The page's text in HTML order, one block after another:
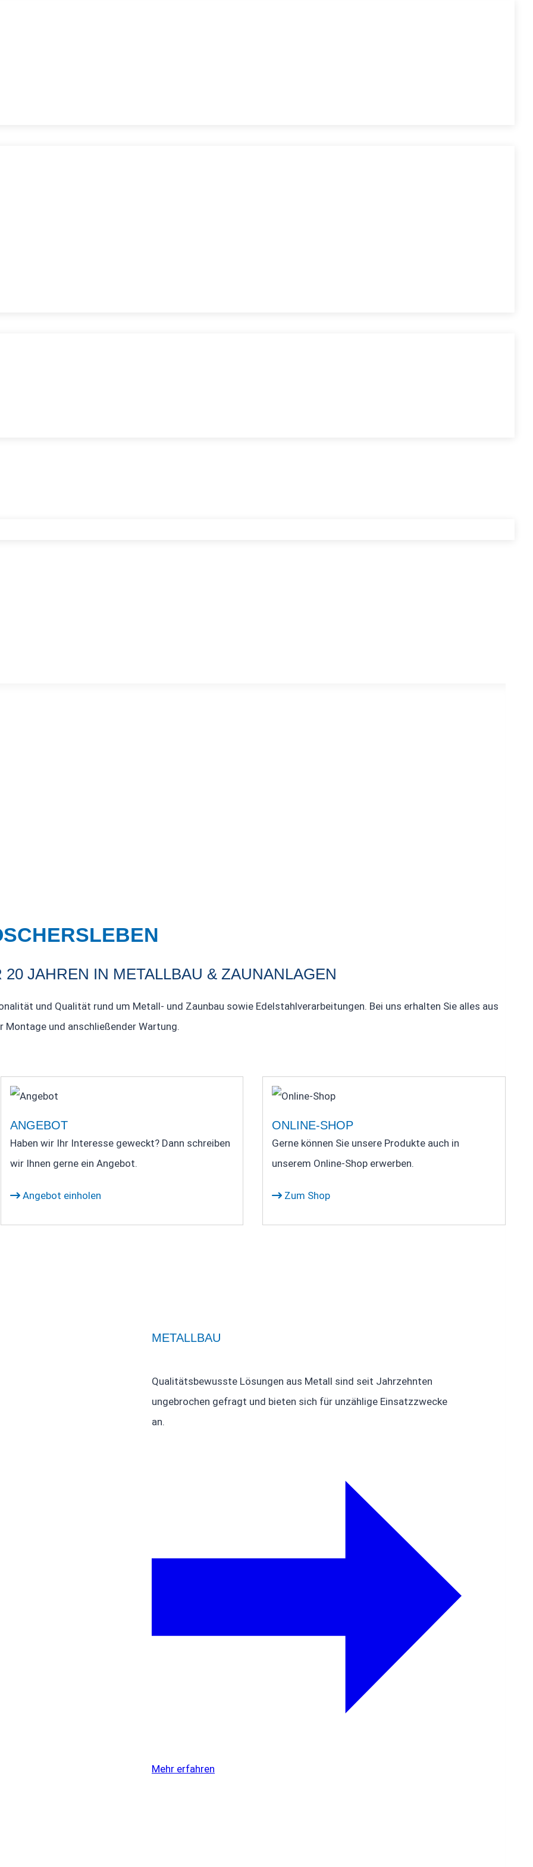
JAHREN IN METALLBAU & ZAUNANLAGEN
und Qualität rund um Metall- und Zaunbau sowie Edelstahlverarbeitungen. Bei uns erhalten Sie alles aus
Montage und anschließender Wartung.
ANGEBOT
Haben wir Ihr Interesse geweckt? Dann schreiben
wir Ihnen gerne ein Angebot.
Angebot einholen
ONLINE-SHOP
Gerne können Sie unsere Produkte auch in
unserem Online-Shop erwerben.
Zum Shop
METALLBAU
Qualitätsbewusste Lösungen aus Metall sind seit Jahrzehnten
ungebrochen gefragt und bieten sich für unzählige Einsatzzwecke
an.
Mehr erfahren